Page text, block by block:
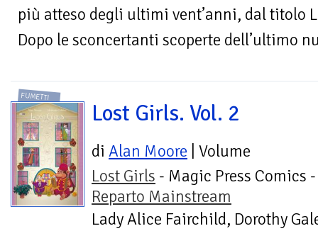
più atteso degli ultimi vent’anni, dal titolo
Dopo le sconcertanti scoperte dell’ultimo
FUMETTI
Lost Girls. Vol. 2
di Alan Moore | Volume
Lost Girls - Magic Press Comics -
Reparto Mainstream
Lady Alice Fairchild, Dorothy